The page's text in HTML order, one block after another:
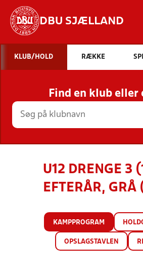
DBU SJÆLLAND
STILLINGER, RESULTATER,
HOLD
KLUB/HOLD RÆKKE
Find en klub eller
U12 DRENGE 3
EFTERÅR,
KAMPPROGRAM
OPSLAGSTAVLEN